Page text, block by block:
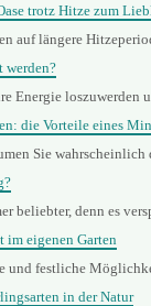
trotz Hitze zum
auf längere
werden?
Energie
die Vorteile eines
Sie
beliebter, denn es
im eigenen Garten
festliche
in der Natur